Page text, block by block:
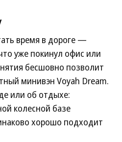
время в дороге —
уже покинул офис или
бесшовно позволит
минивэн Voyah Dream.
или об отдыхе:
колесной базе
хорошо подходит